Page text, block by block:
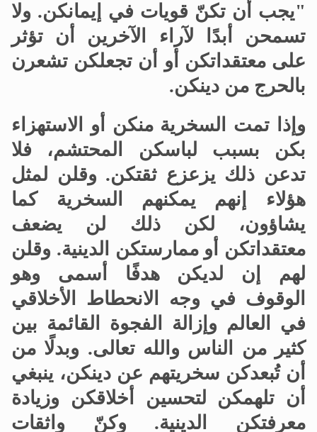
"يجب أن تكنّ قويات في إيمانكن. ولا
تسمحن أبدًا لآراء الآخرين أن تؤثر
على معتقداتكن أو أن تجعلكن تشعرن
بالحرج من دينكن.
وإذا تمت السخرية منكن أو الاستهزاء
بكن بسبب لباسكن المحتشم، فلا
تدعن ذلك يزعزع ثقتكن. وقلن لمثل
هؤلاء إنهم يمكنهم السخرية كما
يشاؤون، لكن ذلك لن يضعف
معتقداتكن أو ممارستكن الدينية. وقلن
لهم إن لديكن هدفًا أسمى وهو
الوقوف في وجه الانحطاط الأخلاقي
في العالم وإزالة الفجوة القائمة بين
كثير من الناس والله تعالى. وبدلًا من
أن تُبعدكن سخريتهم عن دينكن، ينبغي
أن تلهمكن لتحسين أخلاقكن وزيادة
معرفتكن الدينية. وكنّ واثقات